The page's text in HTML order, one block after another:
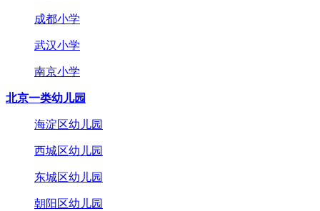
成都小学
武汉小学
南京小学
北京一类幼儿园
海淀区幼儿园
西城区幼儿园
东城区幼儿园
朝阳区幼儿园